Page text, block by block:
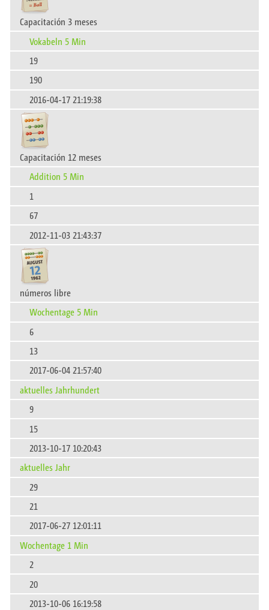
Capacitación 3 meses
Vokabeln 5 Min
19
190
2016-04-17 21:19:38
Capacitación 12 meses
Addition 5 Min
1
67
2012-11-03 21:43:37
números libre
Wochentage 5 Min
6
13
2017-06-04 21:57:40
aktuelles Jahrhundert
9
15
2013-10-17 10:20:43
aktuelles Jahr
29
21
2017-06-27 12:01:11
Wochentage 1 Min
2
20
2013-10-06 16:19:58